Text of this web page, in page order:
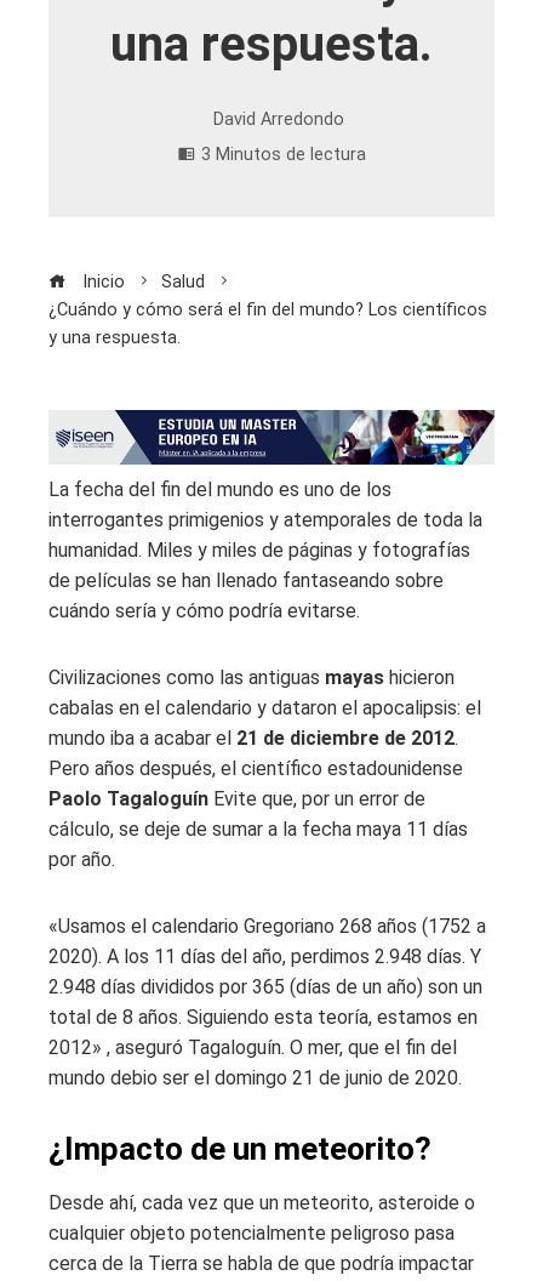
una respuesta.
David Arredondo
3 Minutos de lectura
Inicio
Salud
¿Cuándo y cómo será el fin del mundo? Los científicos
y una respuesta.
La fecha del fin del mundo es uno de los
interrogantes primigenios y atemporales de toda la
humanidad. Miles y miles de páginas y fotografías
de películas se han llenado fantaseando sobre
cuándo sería y cómo podría evitarse.
Civilizaciones como las antiguas mayas hicieron
cabalas en el calendario y dataron el apocalipsis: el
mundo iba a acabar el 21 de diciembre de 2012.
Pero años después, el científico estadounidense
Paolo Tagaloguín Evite que, por un error de
cálculo, se deje de sumar a la fecha maya 11 días
por año.
«Usamos el calendario Gregoriano 268 años (1752 a
2020). A los 11 días del año, perdimos 2.948 días. Y
2.948 días divididos por 365 (días de un año) son un
total de 8 años. Siguiendo esta teoría, estamos en
2012» , aseguró Tagaloguín. O mer, que el fin del
mundo debio ser el domingo 21 de junio de 2020.
¿Impacto de un meteorito?
Desde ahí, cada vez que un meteorito, asteroide o
cualquier objeto potencialmente peligroso pasa
cerca de la Tierra se habla de que podría impactar